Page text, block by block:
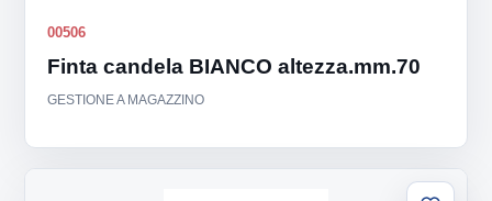
00506
Finta candela BIANCO altezza.mm.70
GESTIONE A MAGAZZINO